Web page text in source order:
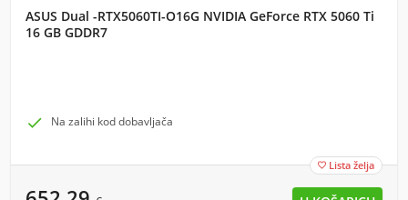
ASUS Dual -RTX5060TI-O16G NVIDIA GeForce RTX 5060 Ti
16 GB GDDR7
 Na zalihi kod dobavljača
 Lista želja